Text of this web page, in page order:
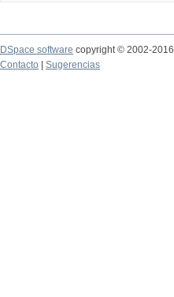
DSpace software copyright © 2002-2016
Contacto
Sugerencias